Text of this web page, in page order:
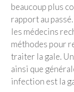
beaucoup plus
rapport au
les médecins
méthodes pour
traiter la gale.
ainsi que
infection est la